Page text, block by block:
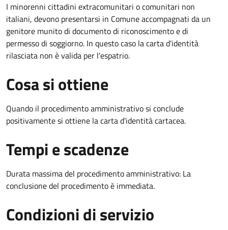
I minorenni cittadini extracomunitari o comunitari non
italiani, devono presentarsi in Comune accompagnati da un
genitore munito di documento di riconoscimento e di
permesso di soggiorno. In questo caso la carta d'identità
rilasciata non è valida per l'espatrio.
Cosa si ottiene
Quando il procedimento amministrativo si conclude
positivamente si ottiene la carta d'identità cartacea.
Tempi e scadenze
Durata massima del procedimento amministrativo: La
conclusione del procedimento è immediata.
Condizioni di servizio